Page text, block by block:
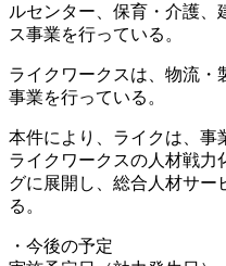
ルセンター、保育・介護
ス事業を行っている。
ライクワークスは、物流・
事業を行っている。
本件により、ライクは、事
ライクワークスの人材戦力
グに展開し、総合人材サー
る。
・今後の予定